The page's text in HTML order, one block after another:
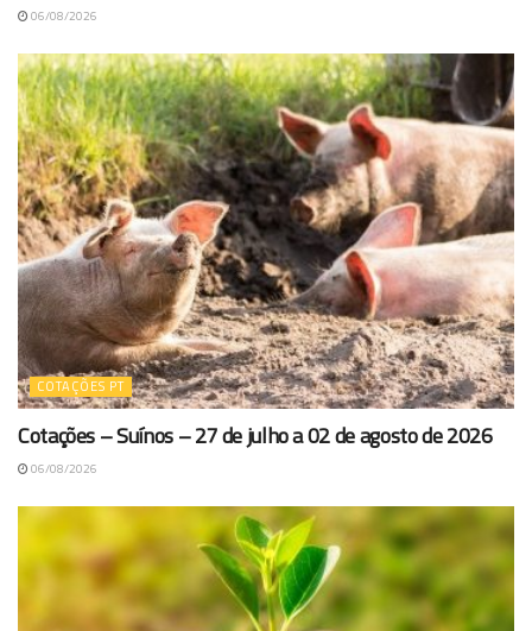
06/08/2026
COTAÇÕES PT
Cotações – Suínos – 27 de julho a 02 de agosto de 2026
06/08/2026